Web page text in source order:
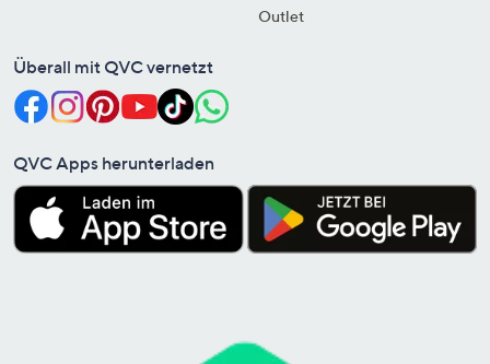
Outlet
Überall mit QVC vernetzt
QVC Apps herunterladen